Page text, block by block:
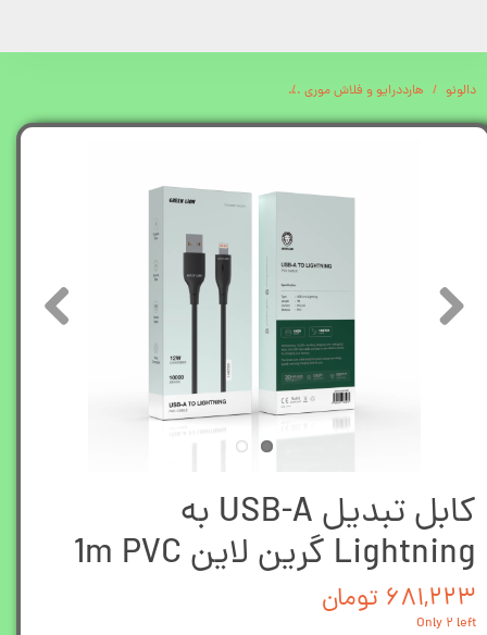
دالونو هارددرایو و فلاش موری
کابل تبدیل USB-A به
Lightning گرین لاین 1m PVC
۶۸۱,۲۲۳ تومان
Only ۲ left